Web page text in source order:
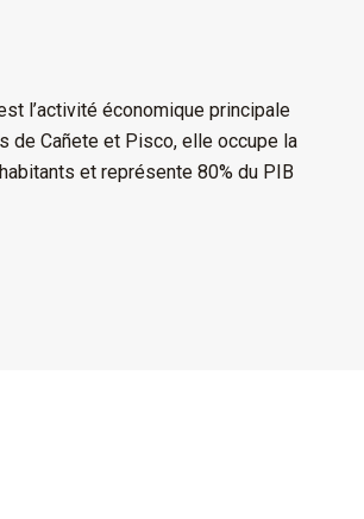
l’activité économique principale
de Cañete et Pisco, elle occupe la
et représente 80% du PIB